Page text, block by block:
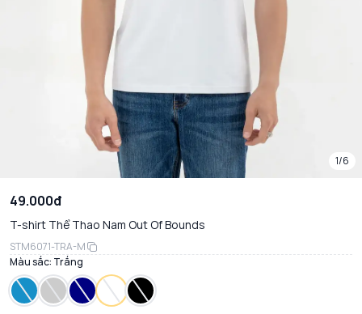
1/6
49.000đ
T-shirt Thể Thao Nam Out Of Bounds
STM6071-TRA-M
Màu sắc: Trắng